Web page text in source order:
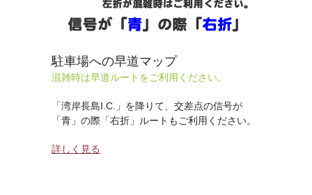
駐車場への早道マップ
混雑時は早道ルートをご利用ください。
「湾岸長島I.C.」を降りて、交差点の信号が
「青」の際「右折」ルートもご利用ください。
詳しく見る